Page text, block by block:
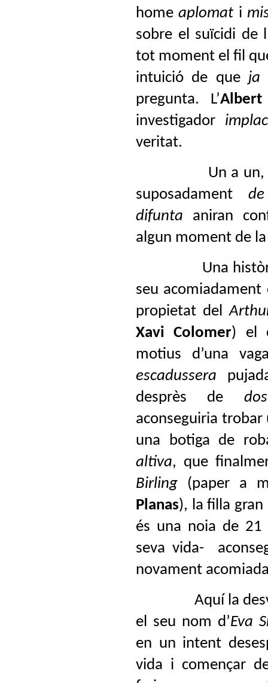
homeaplomat i
sobre el suïcidi de
tot moment el fil
intuició de que ja
pregunta. L’Albert
investigador
veritat.
Un a
suposadament
difunta aniran
algun moment de
Una
seu
propietat del
Xavi Colomer) el
motius d’una
escadussera
desprès de
aconseguiria
una botiga de
altiva, que
Birling (paper a
Planas), la filla
és una noia de 21
seva vida-
novament
Aquí la
el seu nom d’Eva
en un intent
vida i començar